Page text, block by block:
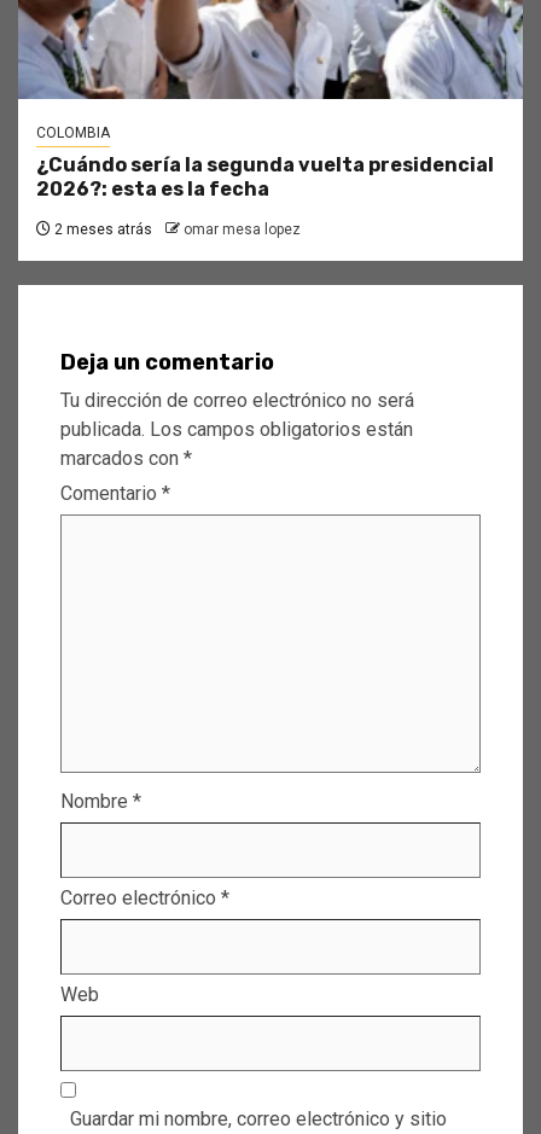
COLOMBIA
¿Cuándo sería la segunda vuelta presidencial
2026?: esta es la fecha
2 meses atrás omar mesa lopez
Deja un comentario
Tu dirección de correo electrónico no será
publicada. Los campos obligatorios están
marcados con *
Comentario *
Nombre *
Correo electrónico *
Web
Guardar mi nombre, correo electrónico y sitio